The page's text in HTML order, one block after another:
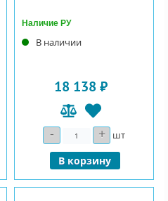
Наличие РУ
В наличии
18 138 ₽
- Количество+ шт
В корзину